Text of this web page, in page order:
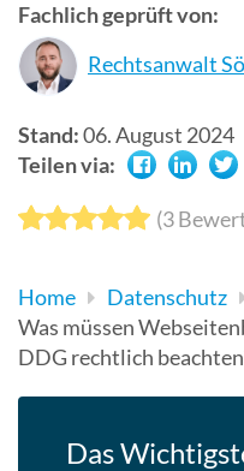
Fachlich geprüft von:
Rechtsanwalt
Stand:06. August 2024
Teilen via:
(3
Home
Datenschutz
Was müssen
DDG rechtlich
Das